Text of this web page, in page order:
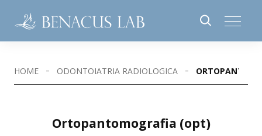
HOME ODONTOIATRIA RADIOLOGICA
Ortopantomografia (opt)